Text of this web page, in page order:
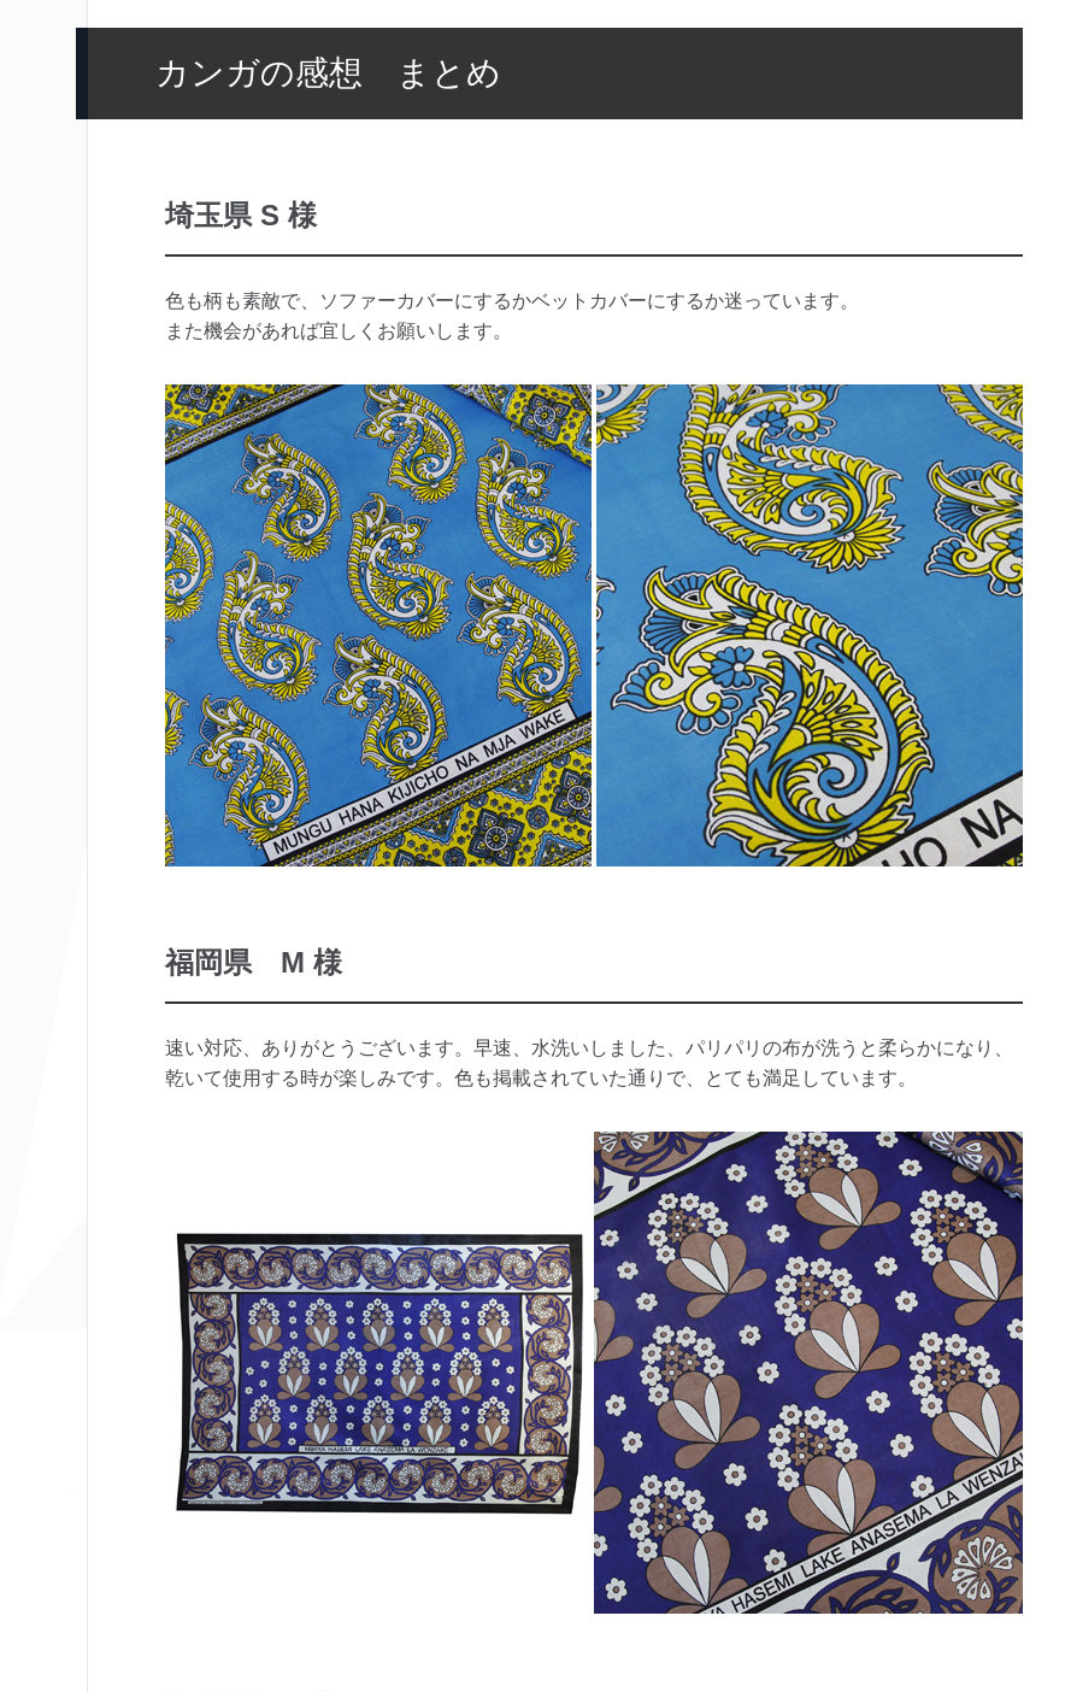
カンガの感想 まとめ
埼玉県 S 様
色も柄も素敵で、ソファーカバーにするかベットカバーにするか迷っています。
また機会があれば宜しくお願いします。
福岡県 M 様
速い対応、ありがとうございます。早速、水洗いしました、パリパリの布が洗うと柔らかになり、
乾いて使用する時が楽しみです。色も掲載されていた通りで、とても満足しています。